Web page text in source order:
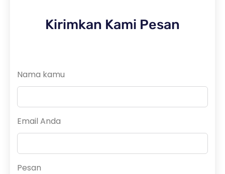
Kirimkan Kami Pesan
Nama kamu
Email Anda
Pesan